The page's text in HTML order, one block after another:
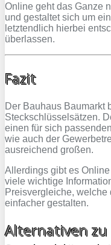
Online geht das Ganze
und gestaltet sich um
letztendlich hierbei
überlassen.
Fazit
Der Bauhaus Baumarkt
Steckschlüsselsätzen.
einen für sich
wie auch der
ausreichend großen.
Allerdings gibt es
viele wichtige
Preisvergleiche,
einfacher gestalten.
Alternativen zu